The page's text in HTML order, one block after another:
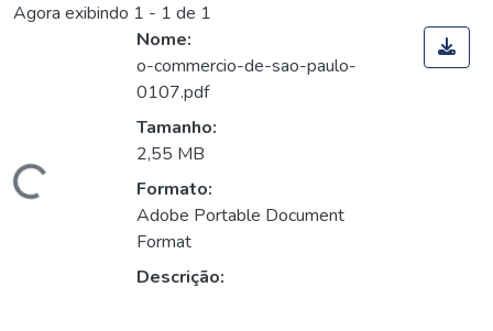
Agora exibindo 1 - 1 de 1
Carregando...
Nome:
o-commercio-de-sao-paulo-
0107.pdf
Tamanho:
2,55 MB
Formato:
Adobe Portable Document
Format
Descrição: